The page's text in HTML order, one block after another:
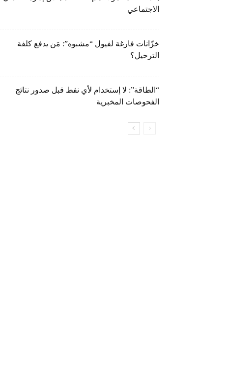
الاجتماعي
خزّانات فارغة لفيول “مشبوه”: مَن يدفع كلفة
الترحيل؟
“الطاقة”: لا إستخدام لأي نفط قبل صدور نتائج
الفحوصات المخبرية